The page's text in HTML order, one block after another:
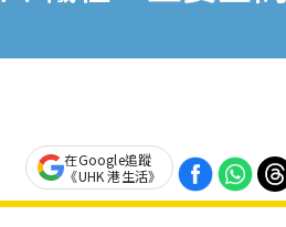
在Google追蹤
《UHK 港生活》